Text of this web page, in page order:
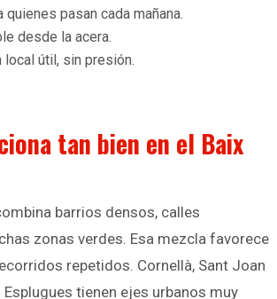
quienes pasan cada mañana.
desde la acera.
local útil, sin presión.
tan bien en el Baix
barrios densos, calles
zonas verdes. Esa mezcla favorece
repetidos. Cornellà, Sant Joan
Esplugues tienen ejes urbanos muy